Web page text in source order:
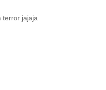
terror jajaja